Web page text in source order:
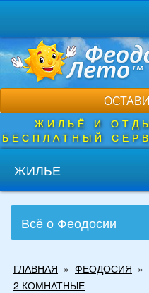
основному
содержанию
ЖИЛЬЁ И
БЕСПЛАТНЫЙ
ЖИЛЬЕ
Всё о Феодосии
здесь
ГЛАВНАЯ » ФЕОДОСИЯ »
2 КОМНАТНЫЕ